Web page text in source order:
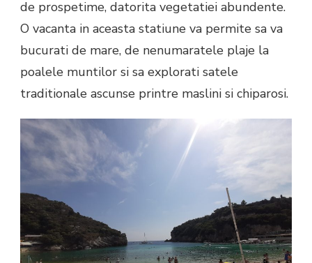
de prospetime, datorita vegetatiei abundente.
O vacanta in aceasta statiune va permite sa va
bucurati de mare, de nenumaratele plaje la
poalele muntilor si sa explorati satele
traditionale ascunse printre maslini si chiparosi.